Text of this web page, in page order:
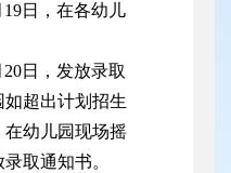
日，在各幼儿
日，发放录取
超出计划招生
在幼儿园现场摇
取通知书。